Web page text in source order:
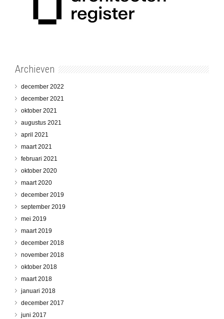
Archieven
december 2022
december 2021
oktober 2021
augustus 2021
april 2021
maart 2021
februari 2021
oktober 2020
maart 2020
december 2019
september 2019
mei 2019
maart 2019
december 2018
november 2018
oktober 2018
maart 2018
januari 2018
december 2017
juni 2017